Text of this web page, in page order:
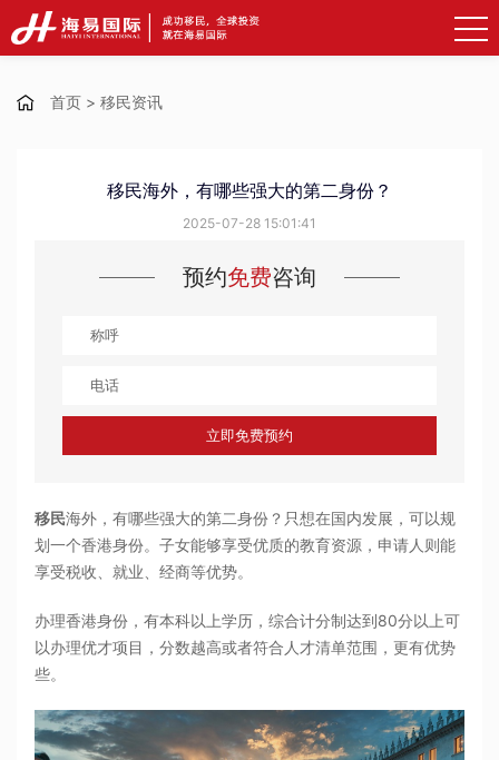
首页 > 移民资讯
移民海外，有哪些强大的第二身份？
2025-07-28 15:01:41
预约免费咨询
立即免费预约
移民海外，有哪些强大的第二身份？只想在国内发展，可以规
划一个香港身份。子女能够享受优质的教育资源，申请人则能
享受税收、就业、经商等优势。
办理香港身份，有本科以上学历，综合计分制达到80分以上可
以办理优才项目，分数越高或者符合人才清单范围，更有优势
些。